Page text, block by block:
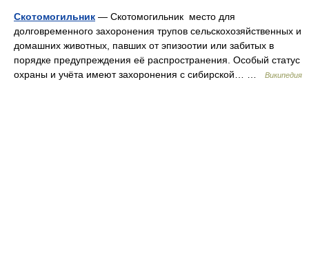
Скотомогильник — Скотомогильник место для
долговременного захоронения трупов сельскохозяйственных и
домашних животных, павших от эпизоотии или забитых в
порядке предупреждения её распространения. Особый статус
охраны и учёта имеют захоронения с сибирской… …
Википедия